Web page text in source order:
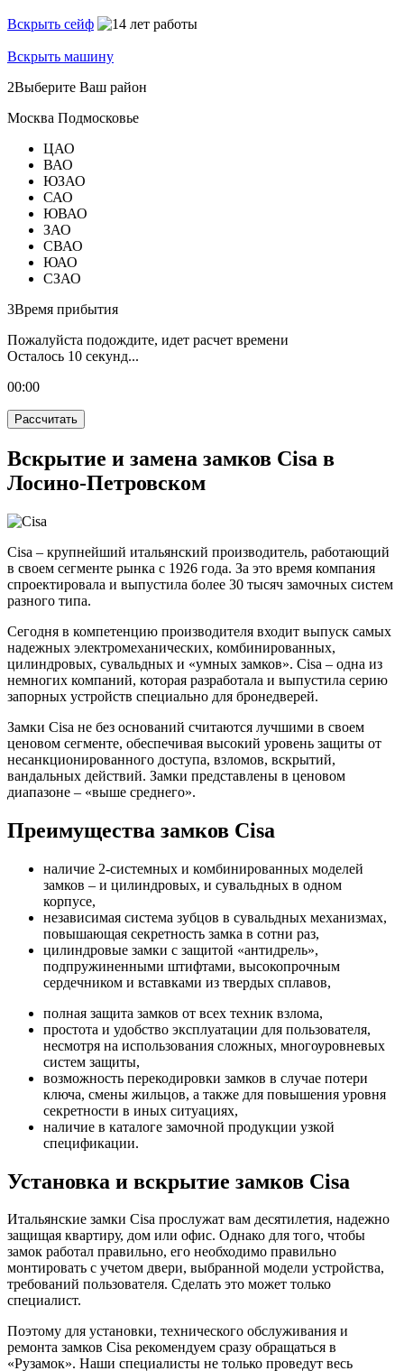
Вскрыть сейф
Вскрыть машину
2Выберите Ваш район
Москва Подмосковье
ЦАО
ВАО
ЮЗАО
САО
ЮВАО
ЗАО
СВАО
ЮАО
СЗАО
3Время прибытия
Пожалуйста подождите, идет расчет времени
Осталось 10 секунд...
00:00
Рассчитать
Вскрытие и замена замков Cisa в
Лосино-Петровском
Cisa – крупнейший итальянский производитель, работающий
в своем сегменте рынка с 1926 года. За это время компания
спроектировала и выпустила более 30 тысяч замочных систем
разного типа.
Сегодня в компетенцию производителя входит выпуск самых
надежных электромеханических, комбинированных,
цилиндровых, сувальдных и «умных замков». Cisa – одна из
немногих компаний, которая разработала и выпустила серию
запорных устройств специально для бронедверей.
Замки Cisa не без оснований считаются лучшими в своем
ценовом сегменте, обеспечивая высокий уровень защиты от
несанкционированного доступа, взломов, вскрытий,
вандальных действий. Замки представлены в ценовом
диапазоне – «выше среднего».
Преимущества замков Cisa
наличие 2-системных и комбинированных моделей
замков – и цилиндровых, и сувальдных в одном
корпусе,
независимая система зубцов в сувальдных механизмах,
повышающая секретность замка в сотни раз,
цилиндровые замки с защитой «антидрель»,
подпружиненными штифтами, высокопрочным
сердечником и вставками из твердых сплавов,
полная защита замков от всех техник взлома,
простота и удобство эксплуатации для пользователя,
несмотря на использования сложных, многоуровневых
систем защиты,
возможность перекодировки замков в случае потери
ключа, смены жильцов, а также для повышения уровня
секретности в иных ситуациях,
наличие в каталоге замочной продукции узкой
спецификации.
Установка и вскрытие замков Cisa
Итальянские замки Cisa прослужат вам десятилетия, надежно
защищая квартиру, дом или офис. Однако для того, чтобы
замок работал правильно, его необходимо правильно
монтировать с учетом двери, выбранной модели устройства,
требований пользователя. Сделать это может только
специалист.
Поэтому для установки, технического обслуживания и
ремонта замков Cisa рекомендуем сразу обращаться в
«Рузамок». Наши специалисты не только проведут весь